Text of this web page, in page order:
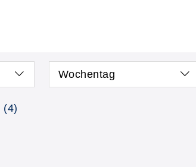
Wochentag
(4)